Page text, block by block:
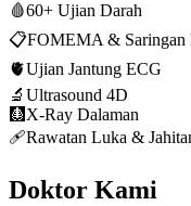
🩸60+ Ujian Darah
📋FOMEMA & Saringan
🫀Ujian Jantung ECG
🔬 Ultrasound 4D
🩻 X-Ray Dalaman
🩹Rawatan Luka &
Doktor Kami